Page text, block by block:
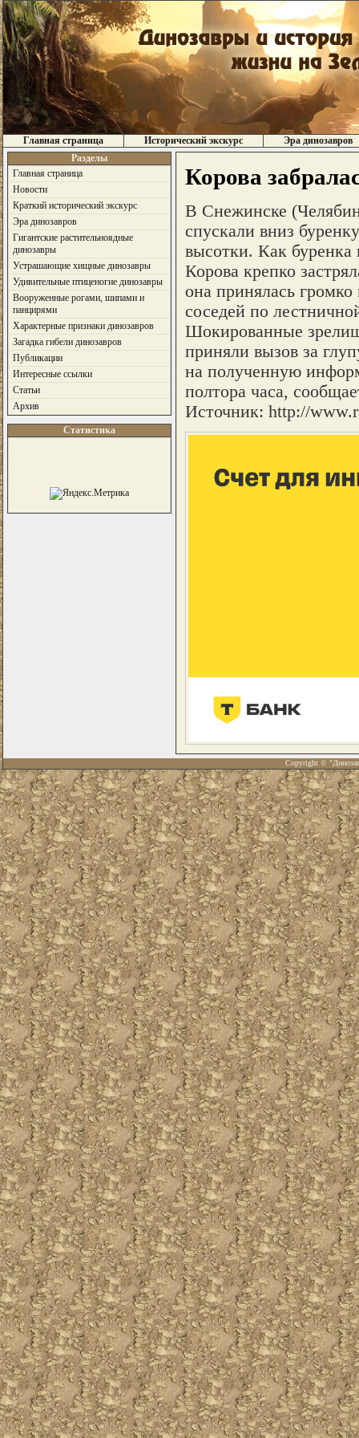
Главная страница Исторический экскурс
Эра динозавров
Разделы
Главная страница
Новости
Краткий исторический экскурс
Эра динозавров
Гигантские растительноядные
динозавры
Устрашающие хищные динозавры
Удивительные птиценогие динозавры
Вооруженные рогами, шипами и
панцирями
Характерные признаки динозавров
Загадка гибели динозавров
Публикации
Интересные ссылки
Статьи
Архив
Статистика
Корова
В Снежинске
спускали вниз
высотки. Как буренка
Корова крепко
она принялась
соседей по
Шокированные
приняли вызов за
на полученную
полтора часа,
Источник: http://
Copyright ©